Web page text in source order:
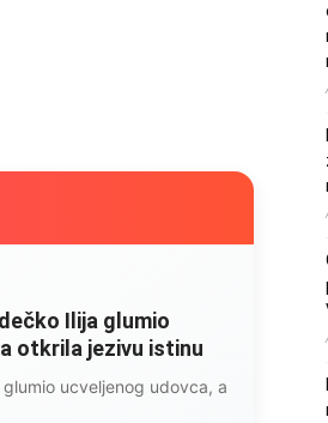
Ilija glumio
otkrila jezivu istinu
ucveljenog udovca, a